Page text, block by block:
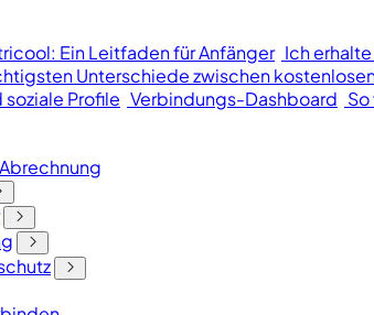
Ein Leitfaden für Anfänger Ich
Unterschiede zwischen
soziale Profile Verbindungs-Dashboard